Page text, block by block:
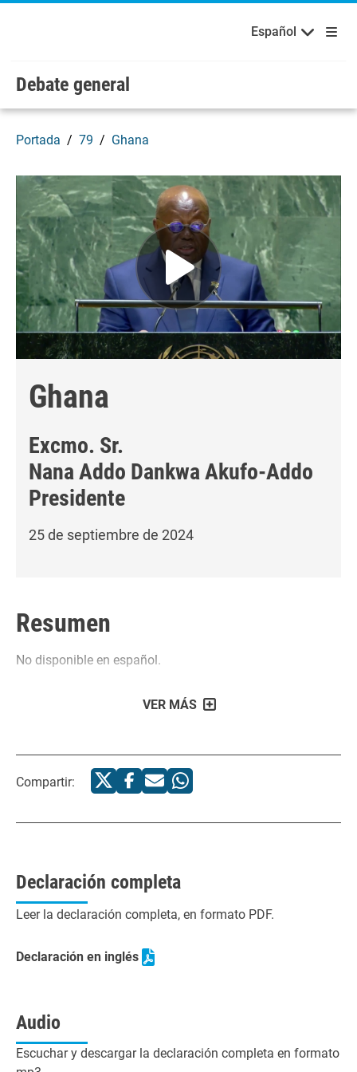
Skip to main content / navigation
Bienvenidos a las Naciones Unidas
Español
Debate general
Portada 79 Ghana
Ghana
Excmo. Sr.
Nana Addo Dankwa Akufo-Addo
Presidente
25 de septiembre de 2024
Resumen
No disponible en español.
VER MÁS
Compartir:
Declaración completa
Leer la declaración completa, en formato PDF.
Declaración en inglés
Audio
Escuchar y descargar la declaración completa en formato